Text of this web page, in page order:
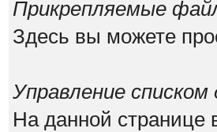
Прикрепляемые
Здесь вы можете
Управление списком
На данной странице